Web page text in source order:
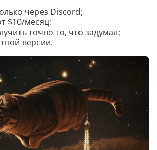
через Discord;
$10/месяц;
точно то, что задумал;
версии.